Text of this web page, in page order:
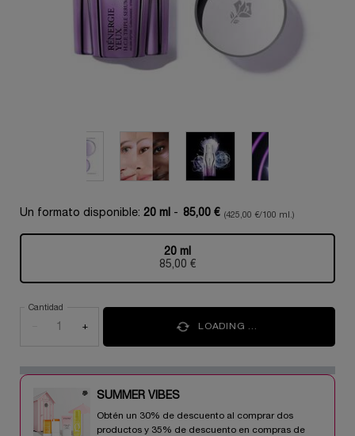
Un formato disponible: 20 ml - 85,00 € (425,00 €/100 ml.)
Selecionado
20 ml
85,00 €
, 1 of 1
Cantidad
+ LOADING ...
SUMMER VIBES​
Obtén un 30% de descuento al comprar dos
productos y 35% de descuento en compras de